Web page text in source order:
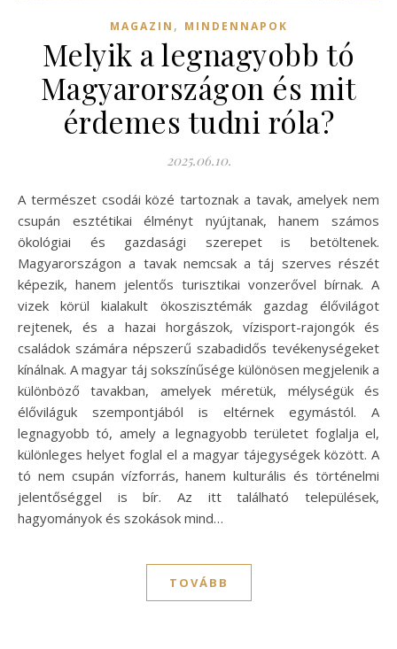
MAGAZIN , MINDENNAPOK
Melyik a legnagyobb tó
Magyarországon és mit
érdemes tudni róla?
2025.06.10.
A természet csodái közé tartoznak a tavak, amelyek nem
csupán esztétikai élményt nyújtanak, hanem számos
ökológiai és gazdasági szerepet is betöltenek.
Magyarországon a tavak nemcsak a táj szerves részét
képezik, hanem jelentős turisztikai vonzerővel bírnak. A
vizek körül kialakult ökoszisztémák gazdag élővilágot
rejtenek, és a hazai horgászok, vízisport-rajongók és
családok számára népszerű szabadidős tevékenységeket
kínálnak. A magyar táj sokszínűsége különösen megjelenik a
különböző tavakban, amelyek méretük, mélységük és
élőviláguk szempontjából is eltérnek egymástól. A
legnagyobb tó, amely a legnagyobb területet foglalja el,
különleges helyet foglal el a magyar tájegységek között. A
tó nem csupán vízforrás, hanem kulturális és történelmi
jelentőséggel is bír. Az itt található települések,
hagyományok és szokások mind…
TOVÁBB